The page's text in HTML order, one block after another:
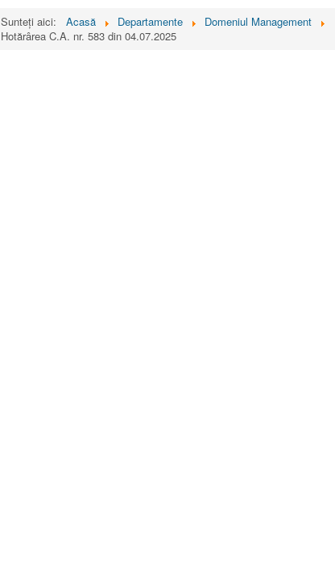
Sunteți aici: Acasă Departamente
Domeniul Management
Hotărârea C.A. nr. 583 din 04.07.2025